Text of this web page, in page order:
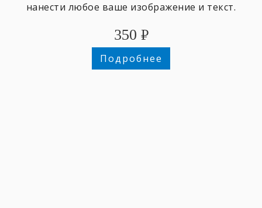
нанести любое ваше изображение и текст.
350 ₽
Подробнее